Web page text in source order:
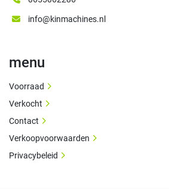
info@kinmachines.nl
menu
Voorraad
Verkocht
Contact
Verkoopvoorwaarden
Privacybeleid